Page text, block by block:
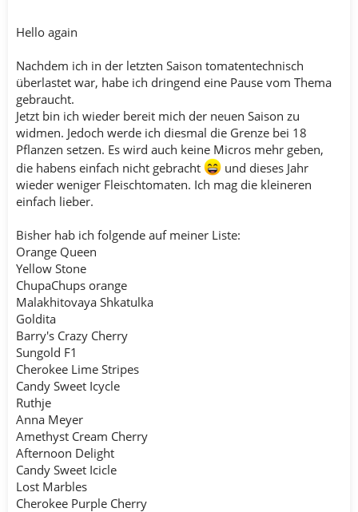
Hello again
Nachdem ich in der letzten Saison tomatentechnisch
überlastet war, habe ich dringend eine Pause vom Thema
gebraucht.
Jetzt bin ich wieder bereit mich der neuen Saison zu
widmen. Jedoch werde ich diesmal die Grenze bei 18
Pflanzen setzen. Es wird auch keine Micros mehr geben,
die habens einfach nicht gebracht
und dieses Jahr
wieder weniger Fleischtomaten. Ich mag die kleineren
einfach lieber.
Bisher hab ich folgende auf meiner Liste:
Orange Queen
Yellow Stone
ChupaChups orange
Malakhitovaya Shkatulka
Goldita
Barry's Crazy Cherry
Sungold F1
Cherokee Lime Stripes
Candy Sweet Icycle
Ruthje
Anna Meyer
Amethyst Cream Cherry
Afternoon Delight
Candy Sweet Icicle
Lost Marbles
Cherokee Purple Cherry